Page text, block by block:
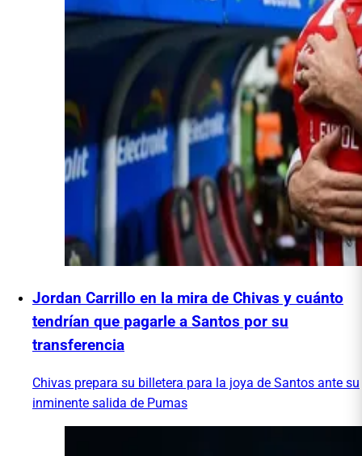
Jordan Carrillo en la mira de Chivas y cuánto
tendrían que pagarle a Santos por su
transferencia
Chivas prepara su billetera para la joya de Santos ante su
inminente salida de Pumas